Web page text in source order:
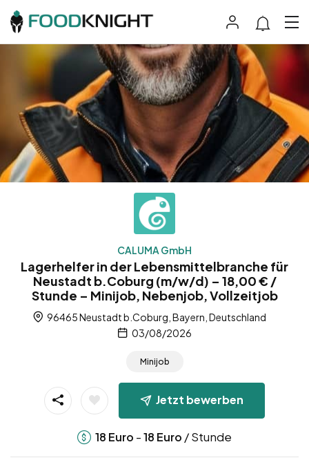
CALUMA GmbH
Lagerhelfer in der Lebensmittelbranche für
Neustadt b.Coburg (m/w/d) – 18,00 € /
Stunde – Minijob, Nebenjob, Vollzeitjob
96465 Neustadt b.Coburg, Bayern, Deutschland
03/08/2026
Minijob
Jetzt bewerben
18 Euro -18 Euro / Stunde